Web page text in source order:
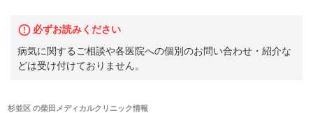
必ずお読みください
病気に関するご相談や各医院への個別のお問い合わせ・紹介な
どは受け付けておりません。
杉並区の柴田メディカルクリニック情報